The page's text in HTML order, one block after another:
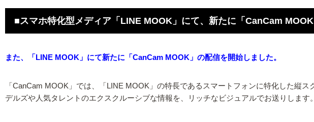
■スマホ特化型メディア「LINE MOOK」にて、新たに「CanCam
また、「LINE MOOK」にて新たに「CanCam MOOK」の配信を開始しました。
「CanCam MOOK」では、「LINE MOOK」の特長であるスマートフォンに特化した縦
デルズや人気タレントのエクスクルーシブな情報を、リッチなビジュアルでお送りします。